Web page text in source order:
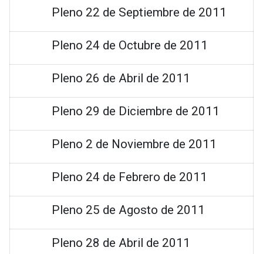
Pleno 22 de Septiembre de 2011
Pleno 24 de Octubre de 2011
Pleno 26 de Abril de 2011
Pleno 29 de Diciembre de 2011
Pleno 2 de Noviembre de 2011
Pleno 24 de Febrero de 2011
Pleno 25 de Agosto de 2011
Pleno 28 de Abril de 2011